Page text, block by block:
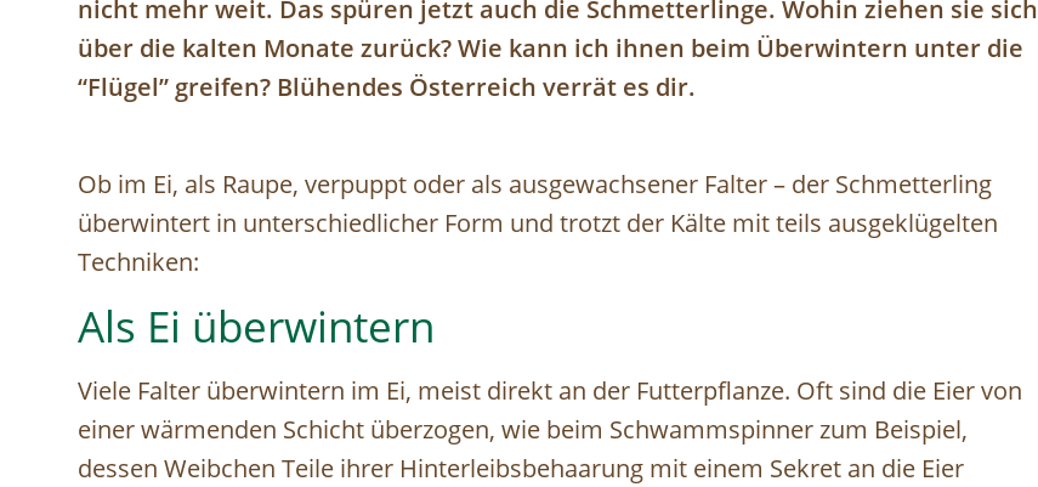
nicht mehr weit. Das spüren jetzt auch die Schmetterlinge. Wohin ziehen sie sich
über die kalten Monate zurück? Wie kann ich ihnen beim Überwintern unter die
“Flügel” greifen? Blühendes Österreich verrät es dir.
Ob im Ei, als Raupe, verpuppt oder als ausgewachsener Falter – der Schmetterling
überwintert in unterschiedlicher Form und trotzt der Kälte mit teils ausgeklügelten
Techniken:
Als Ei überwintern
Viele Falter überwintern im Ei, meist direkt an der Futterpflanze. Oft sind die Eier von
einer wärmenden Schicht überzogen, wie beim Schwammspinner zum Beispiel,
dessen Weibchen Teile ihrer Hinterleibsbehaarung mit einem Sekret an die Eier